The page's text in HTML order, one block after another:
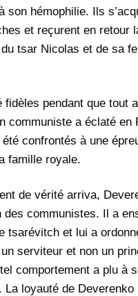
son hémophilie. Ils
et reçurent en retour
tsar Nicolas et de sa
fidèles pendant que tout
communiste a éclaté en
confrontés à une
famille royale.
de vérité arriva,
des communistes. Il a
tsarévitch et lui a
serviteur et non un
tel comportement a plu à
loyauté de Deverenko